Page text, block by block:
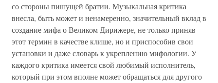
со стороны пишущей братии. Музыкальная критика
внесла, быть может и ненамеренно, значительный вклад в
создание мифа о Великом Дирижере, не только приняв
этот термин в качестве клише, но и приспособив свои
установки и даже словарь к укреплению мифологии. У
каждого критика имеется свой любимый исполнитель,
который при этом вполне может обращаться для другого